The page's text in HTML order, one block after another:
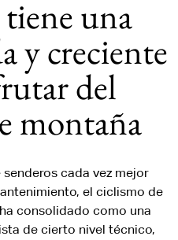
una
y creciente
del
montaña
cada vez mejor
el ciclismo de
consolidado como una
de cierto nivel técnico,